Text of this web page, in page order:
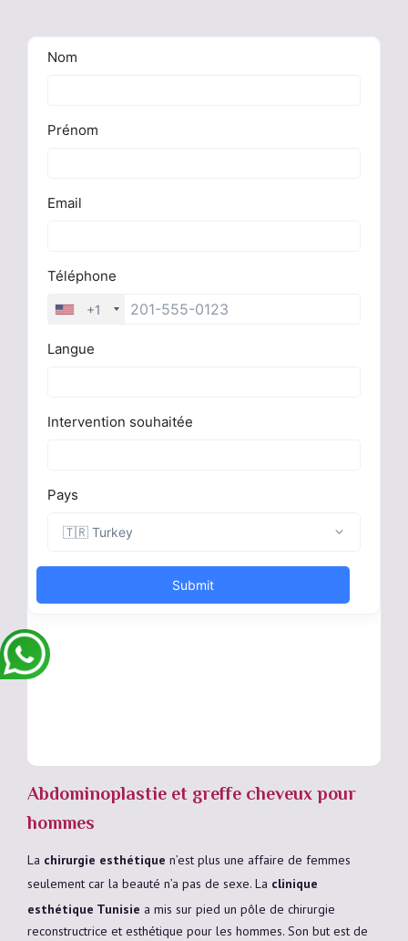
Abdominoplastie et greffe cheveux pour
hommes
La chirurgie esthétique n’est plus une affaire de femmes
seulement car la beauté n’a pas de sexe. La clinique
esthétique Tunisie a mis sur pied un pôle de chirurgie
reconstructrice et esthétique pour les hommes. Son but est de